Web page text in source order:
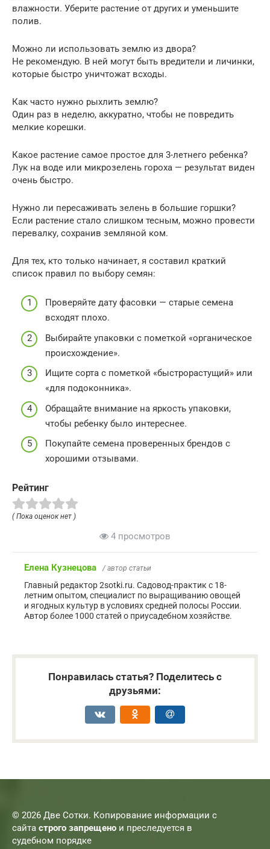
влажности. Уберите растение от других и уменьшите
полив.
Можно ли использовать землю из двора?
Не рекомендую. В ней могут быть вредители и личинки,
которые быстро уничтожат всходы.
Как часто нужно рыхлить землю?
Один раз в неделю, аккуратно, чтобы не повредить
мелкие корешки.
Какое растение самое простое для 3-летнего ребенка?
Лук на воде или микрозелень гороха — результат виден
очень быстро.
Нужно ли пересаживать зелень в большие горшки?
Если растение стало слишком тесным, можно провести
перевалку, сохранив земляной ком.
Для тех, кто только начинает, я составил краткий
список правил по выбору семян:
Проверяйте дату фасовки — старые семена
всходят плохо.
Выбирайте упаковки с пометкой «органическое
происхождение».
Ищите сорта с пометкой «быстрорастущий» или
«для подоконника».
Обращайте внимание на яркость упаковки,
чтобы ребенку было интереснее.
Покупайте семена проверенных брендов с
хорошими отзывами.
Рейтинг
( Пока оценок нет )
4 просмотров
Елена Кузнецова / автор статьи
Главный редактор 2sotki.ru. Садовод-практик с 18-
летним опытом, специалист по выращиванию овощей
и ягодных культур в условиях средней полосы России.
Автор более 1000 статей о приусадебном хозяйстве.
Понравилась статья? Поделитесь с
друзьями:
© 2026 Две Сотки. Копирование информации с
сайта строго запрещено и преследуется в
судебном порядке